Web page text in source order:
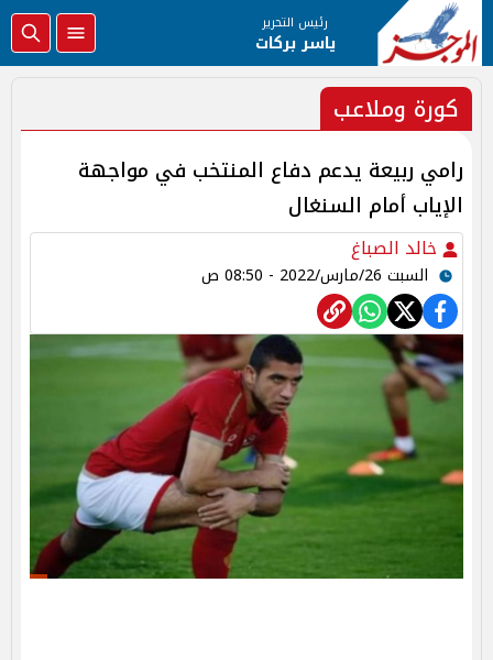
رئيس التحرير
ياسر بركات
كورة وملاعب
رامي ربيعة يدعم دفاع المنتخب في مواجهة
الإياب أمام السنغال
خالد الصباغ
السبت 26/مارس/2022 - 08:50 ص